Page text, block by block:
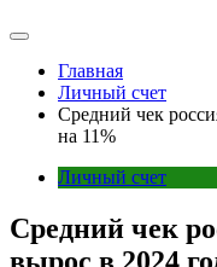
Главная
Личный счет
Средний чек
на 11%
Личный счет
Средний чек